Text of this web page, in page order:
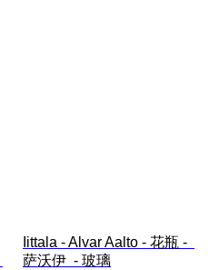
Iittala - Alvar Aalto - 花瓶 -
萨沃伊  - 玻璃